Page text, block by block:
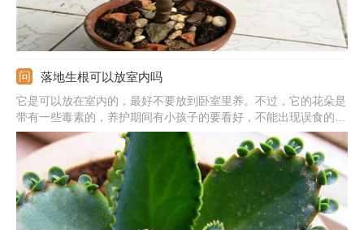
落地生根可以放室内吗
它是可以放在室内的，最好不要放到卧室里养。不过，它的花朵是
带有一些毒素的，养护期间有小孩子的要看好，不能出现误食的现
象，并且在接触花朵有就要及时清洗。它的观赏性是比较高的，放
在室内能起来装饰的作用，还能净化环境。